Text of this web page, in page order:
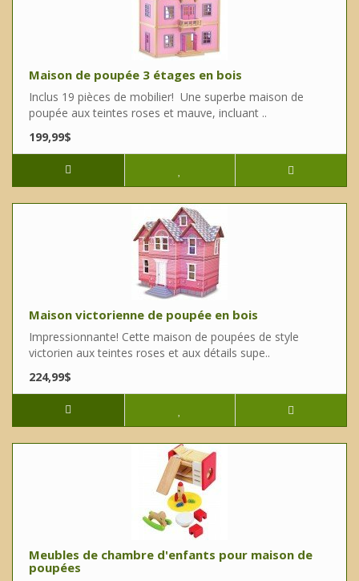
Maison de poupée 3 étages en bois
Inclus 19 pièces de mobilier! Une superbe maison de
poupée aux teintes roses et mauve, incluant ..
199,99$
Maison victorienne de poupée en bois
Impressionnante! Cette maison de poupées de style
victorien aux teintes roses et aux détails supe..
224,99$
Meubles de chambre d'enfants pour maison de
poupées